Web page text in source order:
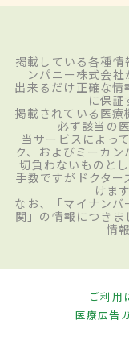
掲載している各種
ンパニー株式会社
出来るだけ正確な
に保証
掲載されている医
必ず該当の
当サービスによっ
ク、およびミーカ
切負わないものと
手数ですがドクタ
けま
なお、「マイナン
関」の情報につきま
情
ご利用
医療広告